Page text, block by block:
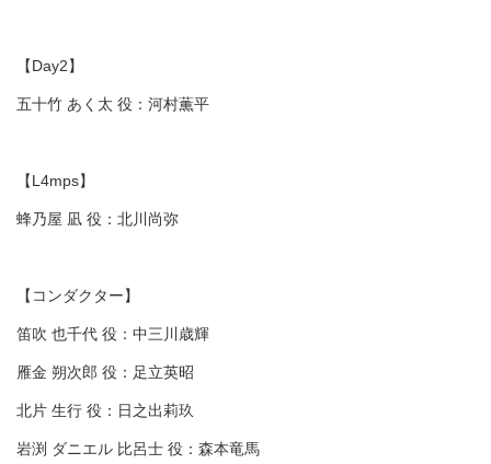
【Day2】
五十竹 あく太 役：河村薫平
【L4mps】
蜂乃屋 凪 役：北川尚弥
【コンダクター】
笛吹 也千代 役：中三川歳輝
雁金 朔次郎 役：足立英昭
北片 生行 役：日之出莉玖
岩渕 ダニエル 比呂士 役：森本竜馬